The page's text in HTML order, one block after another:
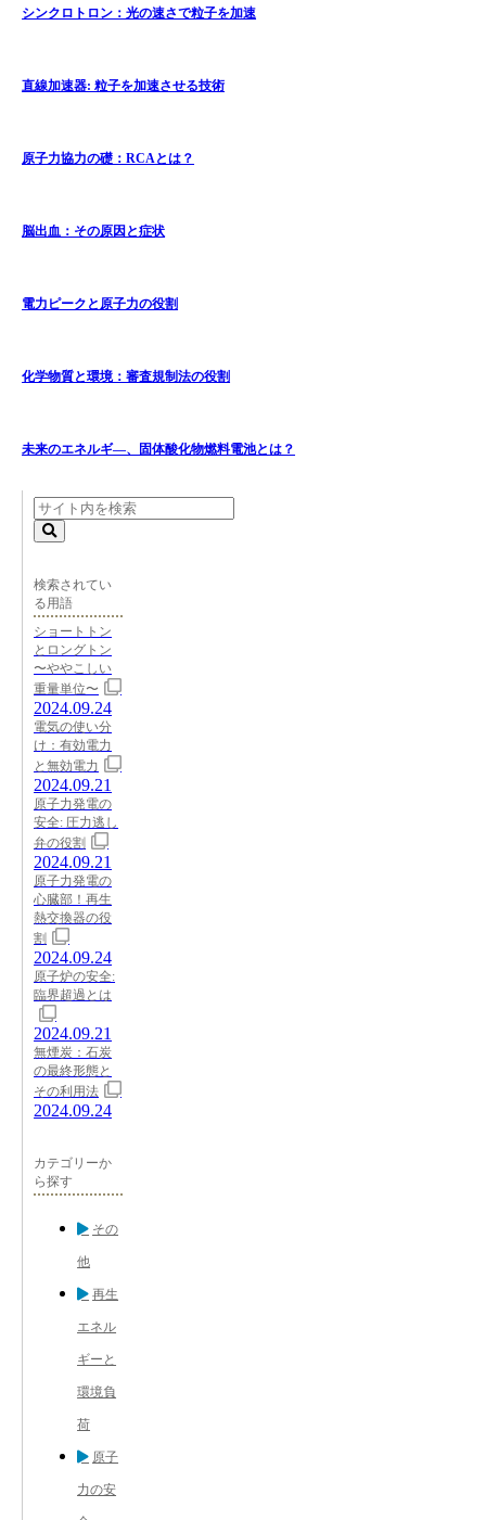
シンクロトロン：光の速さで粒子を加速
直線加速器: 粒子を加速させる技術
原子力協力の礎：RCAとは？
脳出血：その原因と症状
電力ピークと原子力の役割
化学物質と環境：審査規制法の役割
未来のエネルギ―、固体酸化物燃料電池とは？
検索されてい
る用語
ショートトン
とロングトン
〜ややこしい
重量単位〜
2024.09.24
電気の使い分
け：有効電力
と無効電力
2024.09.21
原子力発電の
安全: 圧力逃し
弁の役割
2024.09.21
原子力発電の
心臓部！再生
熱交換器の役
割
2024.09.24
原子炉の安全:
臨界超過とは
2024.09.21
無煙炭：石炭
の最終形態と
その利用法
2024.09.24
カテゴリーか
ら探す
その
他
再生
エネル
ギーと
環境負
荷
原子
力の安